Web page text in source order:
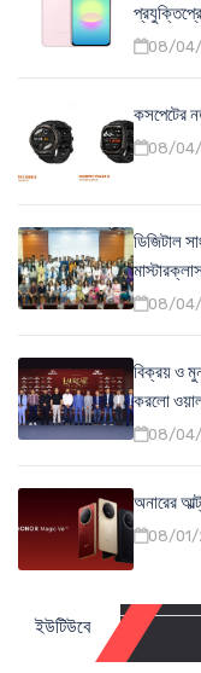
08/
কসপেটের
08/
ডিজিটাল
08/
বিক্রয় ও
করলো
08/
অনারের
08/01/
ইউটিউবে